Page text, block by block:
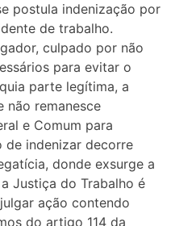
postula indenização por
de trabalho.
culpado por não
para evitar o
parte legítima, a
não remanesce
e Comum para
indenizar decorre
donde exsurge a
Justiça do Trabalho é
ação contendo
do artigo 114 da